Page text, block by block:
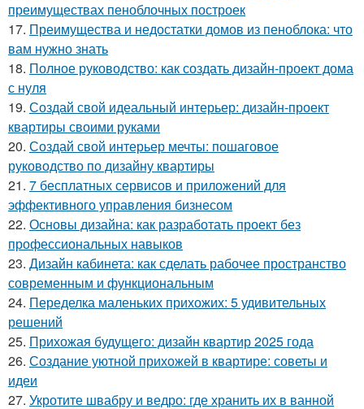
преимуществах пеноблочных построек
17. Преимущества и недостатки домов из пеноблока: что
вам нужно знать
18. Полное руководство: как создать дизайн-проект дома
с нуля
19. Создай свой идеальный интерьер: дизайн-проект
квартиры своими руками
20. Создай свой интерьер мечты: пошаговое
руководство по дизайну квартиры
21. 7 бесплатных сервисов и приложений для
эффективного управления бизнесом
22. Основы дизайна: как разработать проект без
профессиональных навыков
23. Дизайн кабинета: как сделать рабочее пространство
современным и функциональным
24. Переделка маленьких прихожих: 5 удивительных
решений
25. Прихожая будущего: дизайн квартир 2025 года
26. Создание уютной прихожей в квартире: советы и
идеи
27. Укротите швабру и ведро: где хранить их в ванной